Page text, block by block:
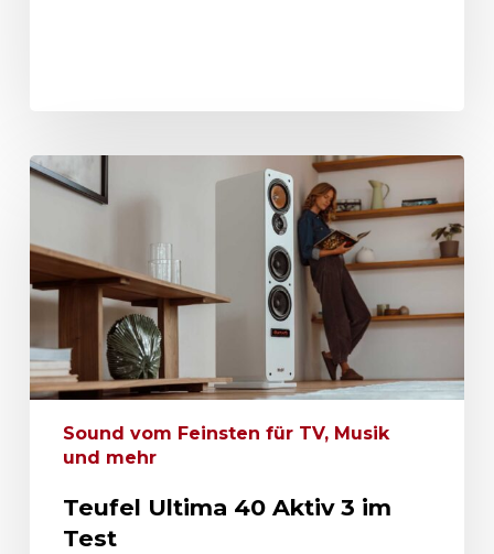
Sound vom Feinsten für TV, Musik
und mehr
Teufel Ultima 40 Aktiv 3 im
Test